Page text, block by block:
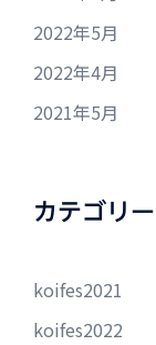
2022年5月
2022年4月
2021年5月
カテゴリー
koifes2021
koifes2022